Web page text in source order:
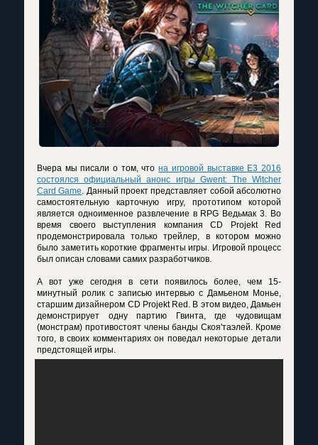
Вчера мы писали о том, чтона игровой выставке E3 2016
состоялся официальный анонс игры Gwent: The Witcher
Card Game. Данный проект представляет собой абсолютно
самостоятельную карточную игру, прототипом которой
является одноименное развлечение в RPG Ведьмак 3. Во
время своего выступления компания CD Projekt Red
продемонстрировала только трейлер, в котором можно
было заметить короткие фрагменты игры. Игровой процесс
был описан словами самих разработчиков.
А вот уже сегодня в сети появилось более, чем 15-
минутный ролик с записью интервью с Дамьеном Монье,
старшим дизайнером CD Projekt Red. В этом видео, Дамьен
демонстрирует одну партию Гвинта, где чудовищам
(монстрам) противостоят члены банды Скоя'таэлей. Кроме
того, в своих комментариях он поведал некоторые детали
предстоящей игры.